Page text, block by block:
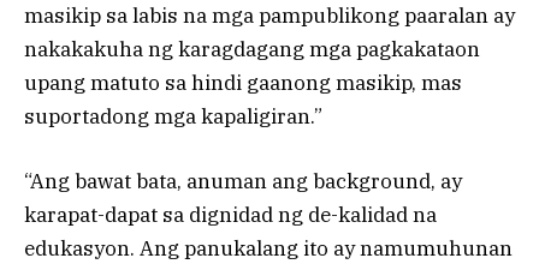
masikip sa labis na mga pampublikong paaralan ay
nakakakuha ng karagdagang mga pagkakataon
upang matuto sa hindi gaanong masikip, mas
suportadong mga kapaligiran.”
“Ang bawat bata, anuman ang background, ay
karapat-dapat sa dignidad ng de-kalidad na
edukasyon. Ang panukalang ito ay namumuhunan